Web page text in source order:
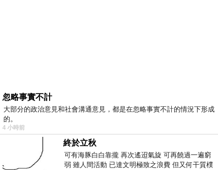
忽略事實不計
大部分的政治意見和社會溝通意見，都是在忽略事實不計的情況下形成
的。
4 小時前
終於立秋
可有海豚白白靠攏 再次遙迢氣旋 可再饒過一遍窮
弱 雖人間活動 已達文明極致之浪費 但又何干質樸